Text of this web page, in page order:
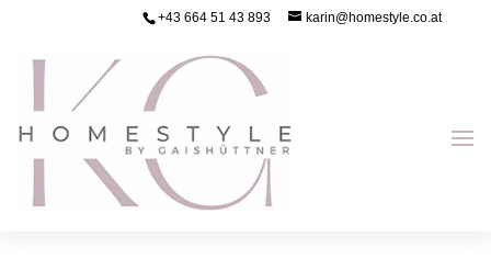
+43 664 51 43 893 karin@homestyle.co.at